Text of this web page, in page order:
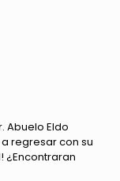
Abuelo Eldo
regresar con su
¿Encontraran